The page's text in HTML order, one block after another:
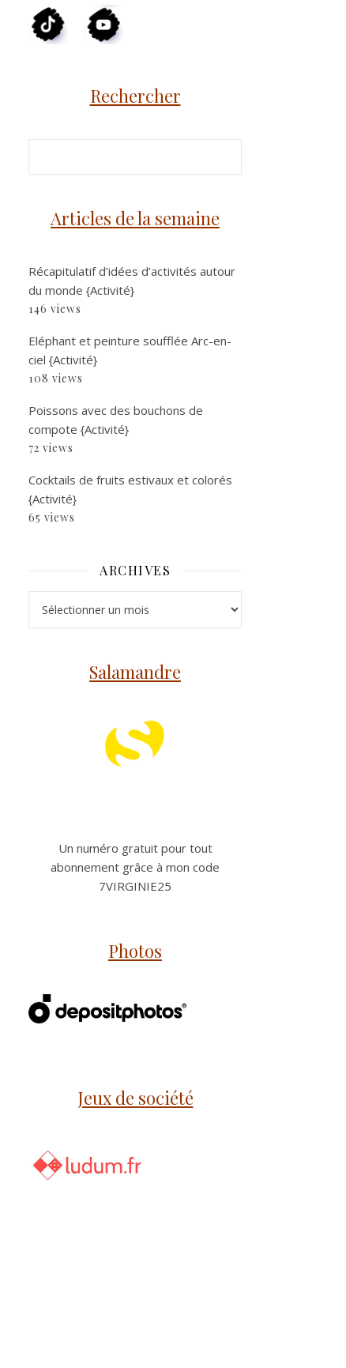
Rechercher
Articles de la semaine
Récapitulatif d’idées d’activités autour
du monde {Activité}
146 views
Eléphant et peinture soufflée Arc-en-
ciel {Activité}
108 views
Poissons avec des bouchons de
compote {Activité}
72 views
Cocktails de fruits estivaux et colorés
{Activité}
65 views
ARCHIVES
Salamandre
Un numéro gratuit pour tout
abonnement grâce à mon code
7VIRGINIE25
Photos
Jeux de société